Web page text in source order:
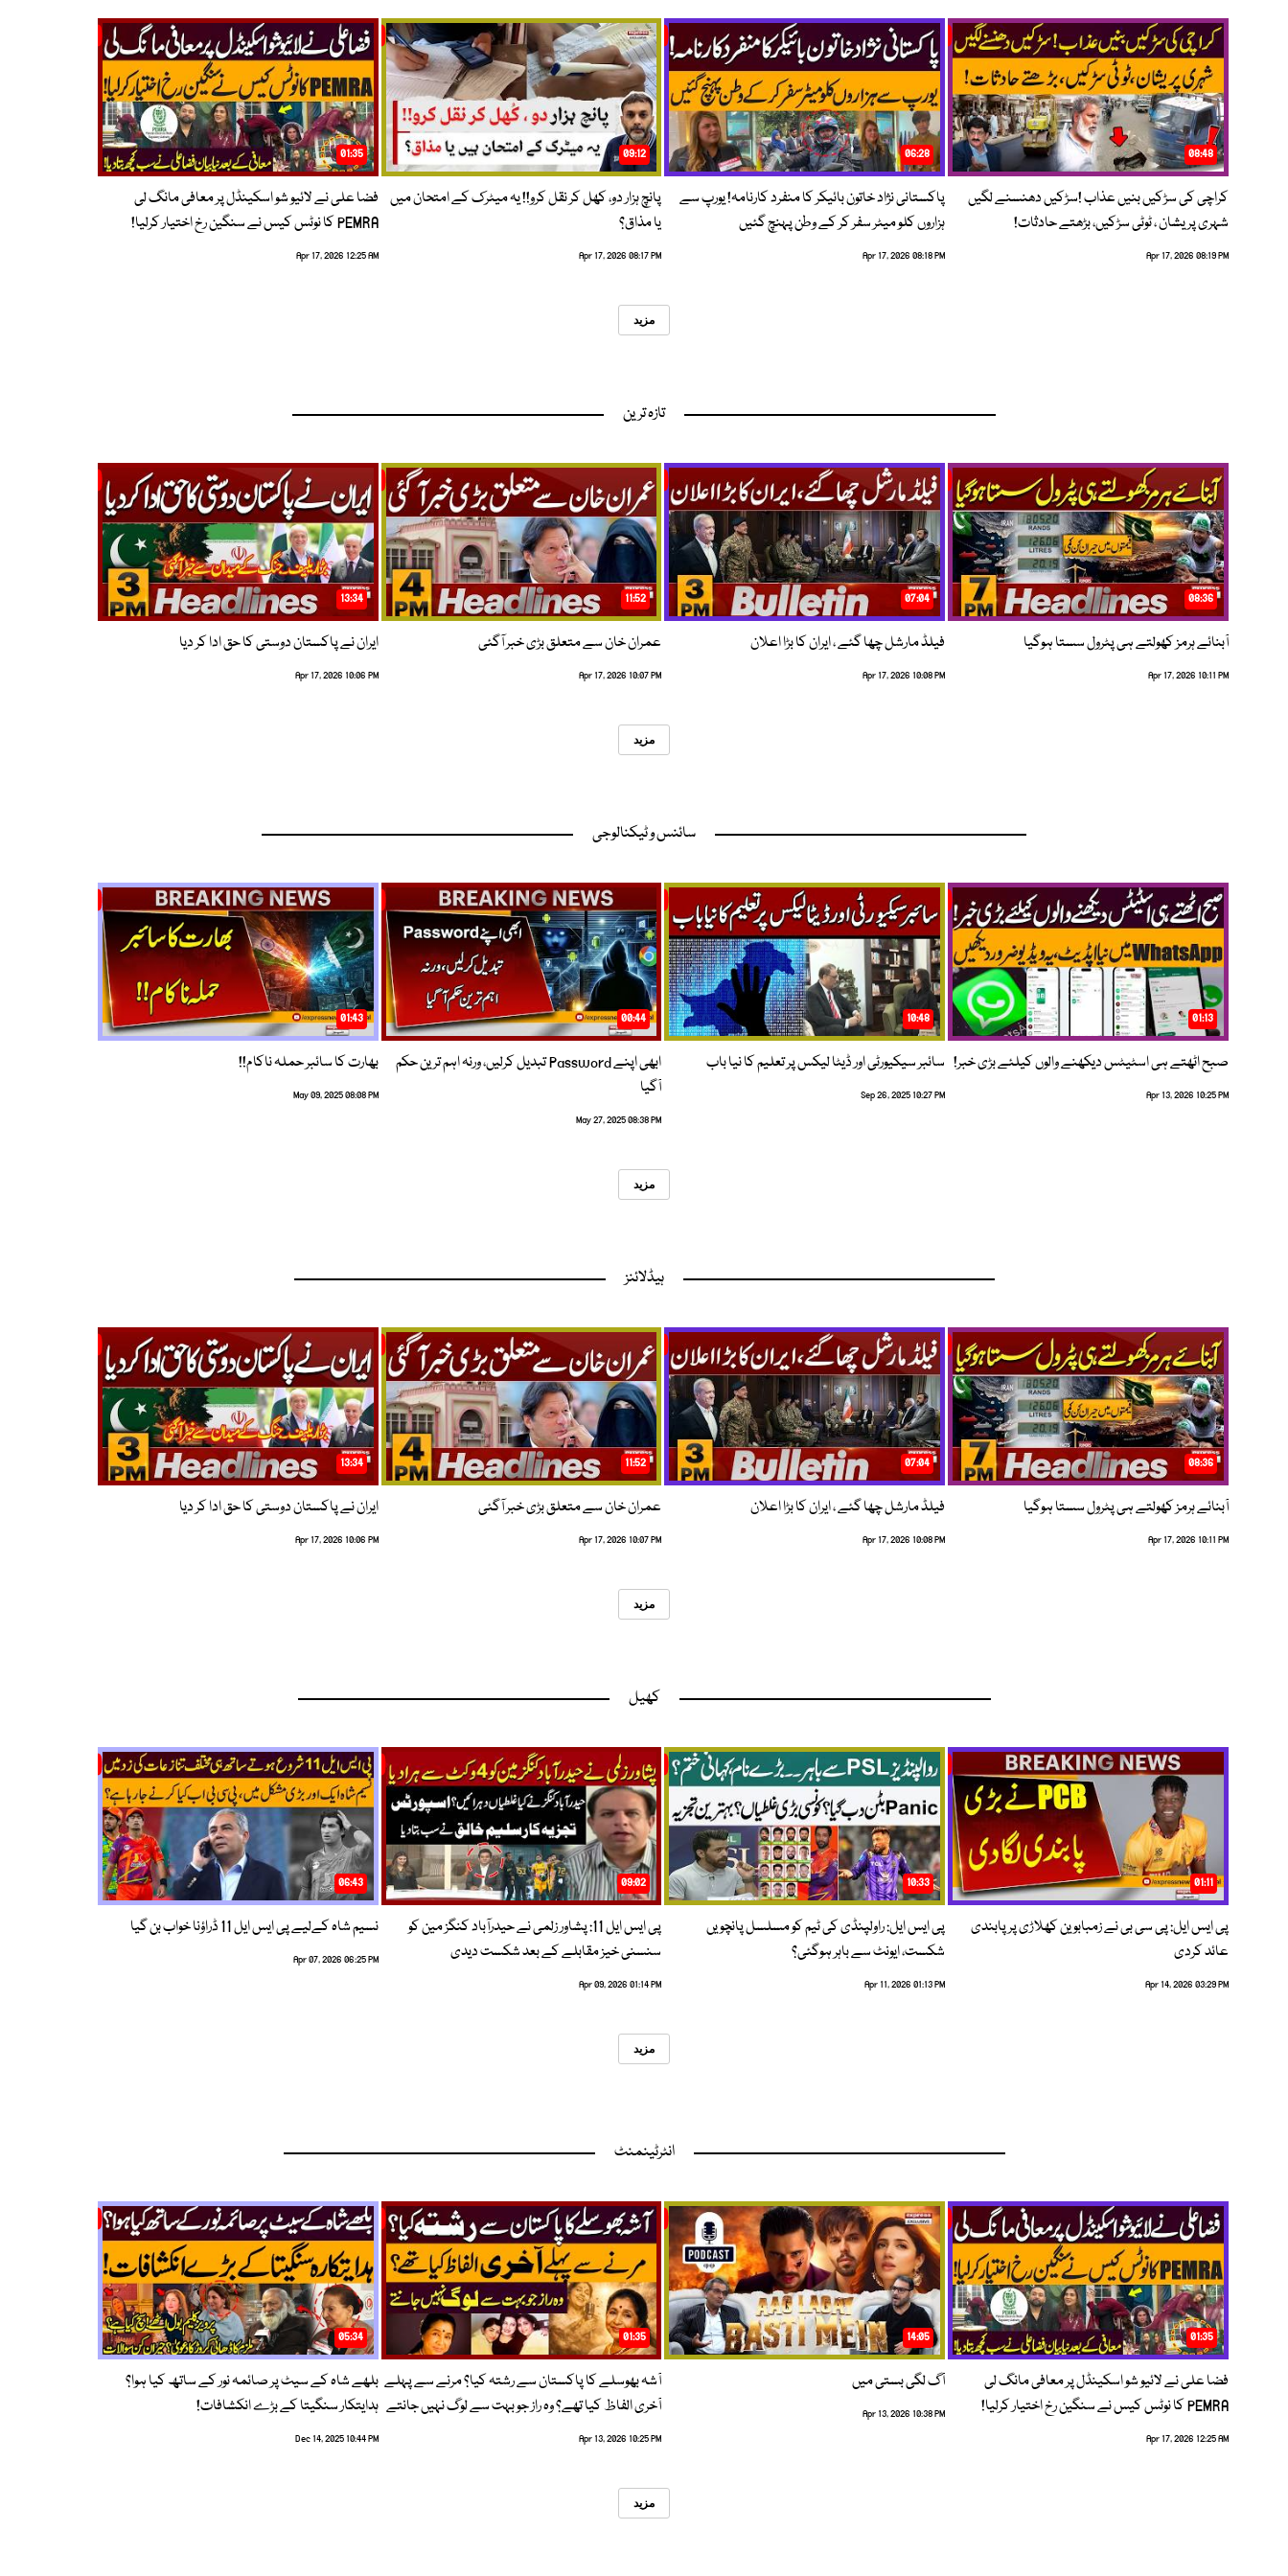
08:48
کراچی کی سڑکیں بنیں عذاب !سڑکیں دھنسنے لگیں
شہری پریشان ، ٹوٹی سڑکیں، بڑھتے حادثات!
Apr 17, 2026 08:19 PM
06:28
پاکستانی نژاد خاتون بائیکر کا منفرد کارنامہ! یورپ سے
ہزاروں کلو میٹر سفر کر کے وطن پہنچ گئیں
Apr 17, 2026 08:18 PM
09:12
پانچ ہزار دو، کھل کر نقل کرو!! یہ میٹرک کے امتحان میں
یا مذاق؟
Apr 17, 2026 08:17 PM
01:35
فضا علی نے لائیو شو اسکینڈل پر معافی مانگ لی
PEMRA کا نوٹس کیس نے سنگین رخ اختیار کرلیا!
Apr 17, 2026 12:25 AM
مزید
تازہ ترین
08:36
آبنائے ہرمز کھولتے ہی پٹرول سستا ہوگیا
Apr 17, 2026 10:11 PM
07:04
فیلڈ مارشل چھا گئے ، ایران کا بڑا اعلان
Apr 17, 2026 10:08 PM
11:52
عمران خان سے متعلق بڑی خبر آگئی
Apr 17, 2026 10:07 PM
13:34
ایران نے پاکستان دوستی کا حق ادا کر دیا
Apr 17, 2026 10:06 PM
مزید
سائنس و ٹیکنالوجی
01:13
صبح اٹھتے ہی اسٹیٹس دیکھنے والوں کیلئے بڑی خبر!
Apr 13, 2026 10:25 PM
10:48
سائبر سیکیورٹی اور ڈیٹا لیکس پر تعلیم کا نیا باب
Sep 26, 2025 10:27 PM
00:44
ابھی اپنے Password تبدیل کرلیں، ورنہ اہم ترین حکم
آگیا
May 27, 2025 08:38 PM
01:43
بھارت کا سائبر حملہ ناکام!!
May 09, 2025 08:08 PM
مزید
ہیڈلائنز
08:36
آبنائے ہرمز کھولتے ہی پٹرول سستا ہوگیا
Apr 17, 2026 10:11 PM
07:04
فیلڈ مارشل چھا گئے ، ایران کا بڑا اعلان
Apr 17, 2026 10:08 PM
11:52
عمران خان سے متعلق بڑی خبر آگئی
Apr 17, 2026 10:07 PM
13:34
ایران نے پاکستان دوستی کا حق ادا کر دیا
Apr 17, 2026 10:06 PM
مزید
کھیل
01:11
پی ایس ایل: پی سی بی نے زمبابوین کھلاڑی پر پابندی
عائد کردی
Apr 14, 2026 03:29 PM
10:33
پی ایس ایل: راولپنڈی کی ٹیم کو مسلسل پانچویں
شکست، ایونٹ سے باہر ہوگئی؟
Apr 11, 2026 01:13 PM
09:02
پی ایس ایل 11: پشاور زلمی نے حیدرآباد کنگز مین کو
سنسنی خیز مقابلے کے بعد شکست دیدی
Apr 09, 2026 01:14 PM
06:43
نسیم شاہ کےلیے پی ایس ایل 11 ڈراؤنا خواب بن گیا
Apr 07, 2026 06:25 PM
مزید
انٹرٹینمنٹ
01:35
فضا علی نے لائیو شو اسکینڈل پر معافی مانگ لی
PEMRA کا نوٹس کیس نے سنگین رخ اختیار کرلیا!
Apr 17, 2026 12:25 AM
14:05
آگ لگی بستی میں
Apr 13, 2026 10:38 PM
01:35
آشہ بھوسلے کا پاکستان سے رشتہ کیا؟ مرنے سے پہلے
آخری الفاظ کیا تھے؟ وہ راز جو بہت سے لوگ نہیں جانتے
Apr 13, 2026 10:25 PM
05:34
بلھے شاہ کے سیٹ پر صائمہ نور کے ساتھ کیا ہوا؟
ہدایتکار سنگیتا کے بڑے انکشافات!
Dec 14, 2025 10:44 PM
مزید